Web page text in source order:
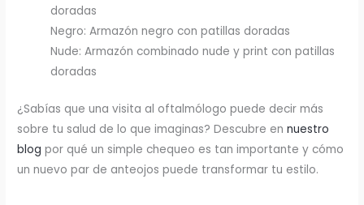
doradas
Negro: Armazón negro con patillas doradas
Nude: Armazón combinado nude y print con patillas
doradas
¿Sabías que una visita al oftalmólogo puede decir más
sobre tu salud de lo que imaginas? Descubre ennuestro
blog por qué un simple chequeo es tan importante y cómo
un nuevo par de anteojos puede transformar tu estilo.